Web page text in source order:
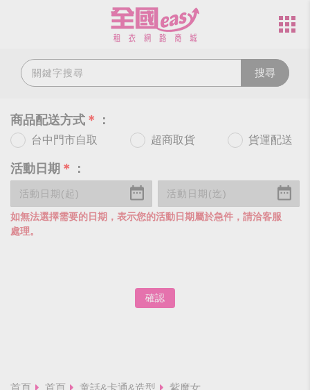
搜尋
商品配送方式 ＊ ：
台中門市自取 超商取貨 貨運配送
活動日期 ＊ ：
如無法選擇需要的日期，表示您的活動日期屬於急件，請洽客服
處理。
確認
首頁 首頁 童話&卡通&造型 紫魔女